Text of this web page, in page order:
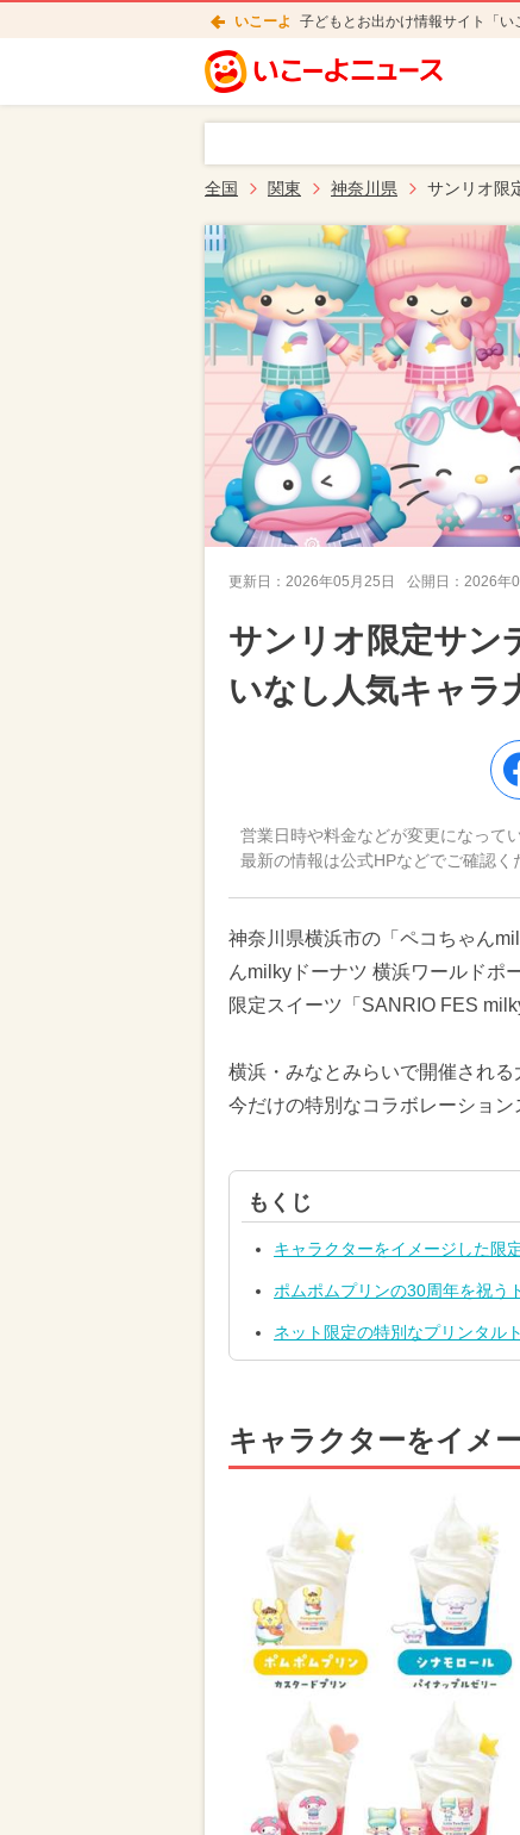
いこーよ 子どもとお出かけ情報サイト「い
全国 関東 神奈川県 サンリオ限
更新日： 2026年05月25日 公開日： 2026年
サンリオ限定サ
いなし人気キャラ
営業日時や料金などが変更になって
最新の情報は公式HPなどでご確認く
神奈川県横浜市の「ペコちゃん
んmilkyドーナツ 横浜ワールドポ
限定スイーツ「SANRIO FES
横浜・みなとみらいで開催され
今だけの特別なコラボレーション
もくじ
キャラクターをイメージした限
ポムポムプリンの30周年を祝う
ネット限定の特別なプリンタル
キャラクターをイメ